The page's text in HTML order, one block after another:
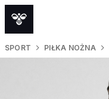
SPORT PIŁKA NOŻNA